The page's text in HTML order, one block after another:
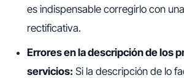
es indispensable corregirlo con
rectificativa.
Errores en la descripción de los
servicios: Si la descripción de lo